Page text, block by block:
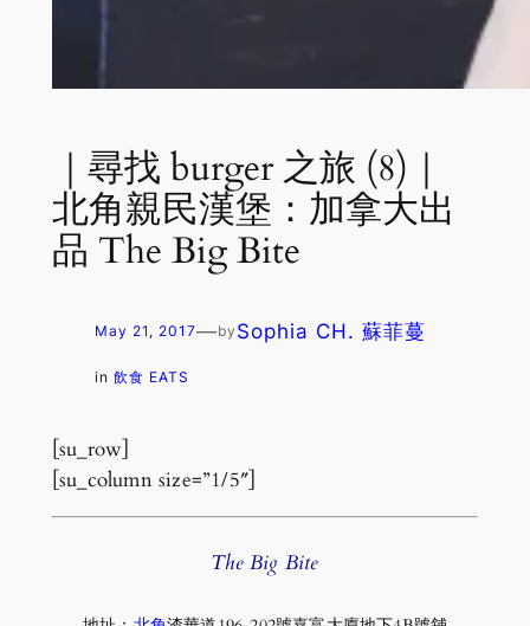
｜尋找 burger 之旅 (8)｜
北角親民漢堡：加拿大出
品 The Big Bite
May 21, 2017—by Sophia CH. 蘇菲蔓
in 飲食 EATS
[su_row]
[su_column size=”1/5″]
The Big Bite